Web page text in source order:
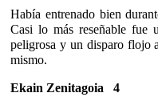
Había entrenado bien
Casi lo más reseñable fue
peligrosa y un disparo flojo
mismo.
Ekain Zenitagoia 4